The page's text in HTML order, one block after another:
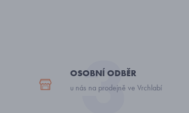
OSOBNÍ ODBĚR
u nás na prodejně ve Vrchlabí